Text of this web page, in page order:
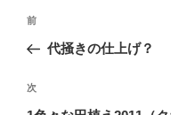
投
ナ
ビ
ゲ
前
の
稿
前
代掻きの仕上げ？
次
の
次